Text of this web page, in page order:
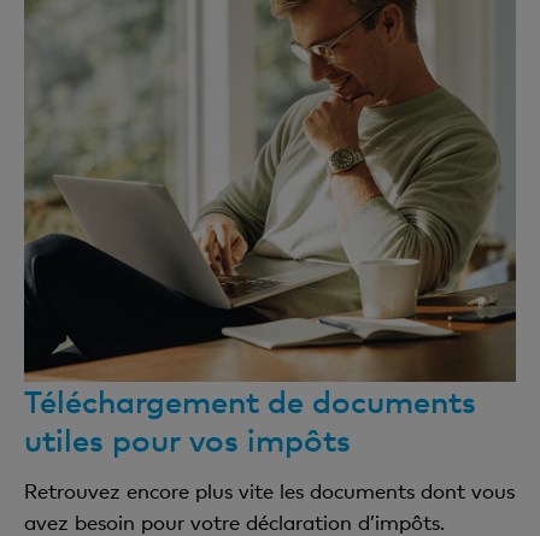
Téléchargement de documents
utiles pour vos impôts
Retrouvez encore plus vite les documents dont vous
avez besoin pour votre déclaration d’impôts.